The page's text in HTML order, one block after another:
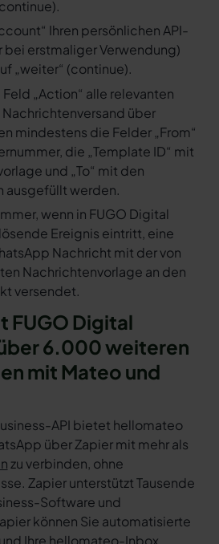
Ihren persönlichen API-
bei erstmaliger Verwendung)
„weiter“ (continue).
„Action“ alle relevanten
über
mindestens die Felder „From“
die „Template ID“ mit
und „To“ mit den
ausgefüllt werden.
wenn in FUGO Digital
Ereignis eintritt, eine
Nachricht mit der von
Nachrichtenvorlage an den
versendet.
FUGO Digital
6.000 weiteren
mit Mateo und
API bietet hellomateo
über Zapier mit mehr als
zu verbinden, ohne
Zapier unterstützt Tausende
Software und
können Sie automatisierte